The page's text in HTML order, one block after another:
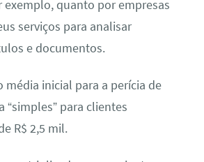
exemplo, quanto por empresas
serviços para analisar
e documentos.
média inicial para a perícia de
“simples” para clientes
R$ 2,5 mil.